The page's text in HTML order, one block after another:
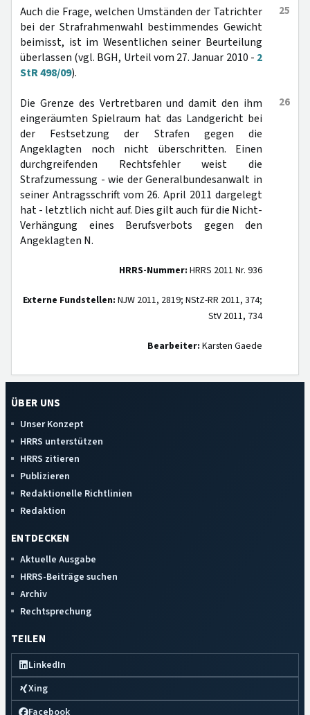
25
Auch die Frage, welchen Umständen der Tatrichter
bei der Strafrahmenwahl bestimmendes Gewicht
beimisst, ist im Wesentlichen seiner Beurteilung
überlassen (vgl. BGH, Urteil vom 27. Januar 2010 - 2
StR 498/09).
26
Die Grenze des Vertretbaren und damit den ihm
eingeräumten Spielraum hat das Landgericht bei
der Festsetzung der Strafen gegen die
Angeklagten noch nicht überschritten. Einen
durchgreifenden Rechtsfehler weist die
Strafzumessung - wie der Generalbundesanwalt in
seiner Antragsschrift vom 26. April 2011 dargelegt
hat - letztlich nicht auf. Dies gilt auch für die Nicht-
Verhängung eines Berufsverbots gegen den
Angeklagten N.
HRRS-Nummer: HRRS 2011 Nr. 936
Externe Fundstellen: NJW 2011, 2819; NStZ-RR 2011, 374;
StV 2011, 734
Bearbeiter: Karsten Gaede
ÜBER UNS
Unser Konzept
HRRS unterstützen
HRRS zitieren
Publizieren
Redaktionelle Richtlinien
Redaktion
ENTDECKEN
Aktuelle Ausgabe
HRRS-Beiträge suchen
Archiv
Rechtsprechung
TEILEN
LinkedIn
Xing
Facebook